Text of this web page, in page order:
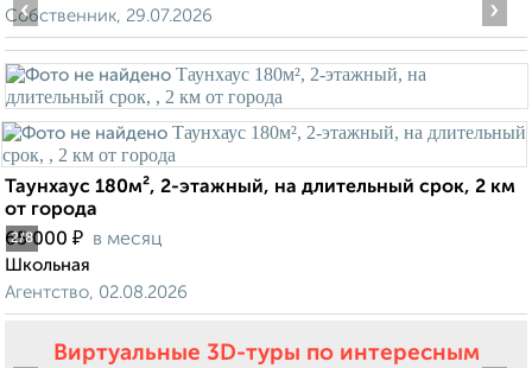
Собственник, 29.07.2026
2/8
‹ ›
Таунхаус 180м², 2-этажный, на длительный срок, 2 км
от города
65 000 ₽ в месяц
Школьная
Агентство, 02.08.2026
Виртуальные 3D-туры по интересным